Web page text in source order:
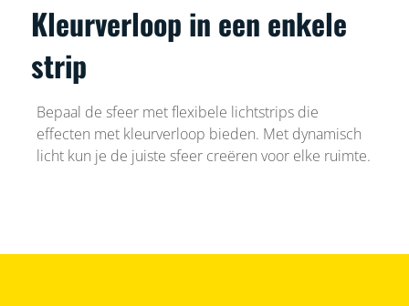
Kleurverloop in een enkele
strip
Bepaal de sfeer met flexibele lichtstrips die
effecten met kleurverloop bieden. Met dynamisch
licht kun je de juiste sfeer creëren voor elke ruimte.